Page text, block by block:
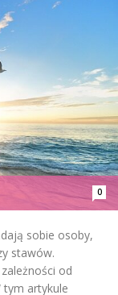
0
sobie osoby,
stawów.
od
tym artykule